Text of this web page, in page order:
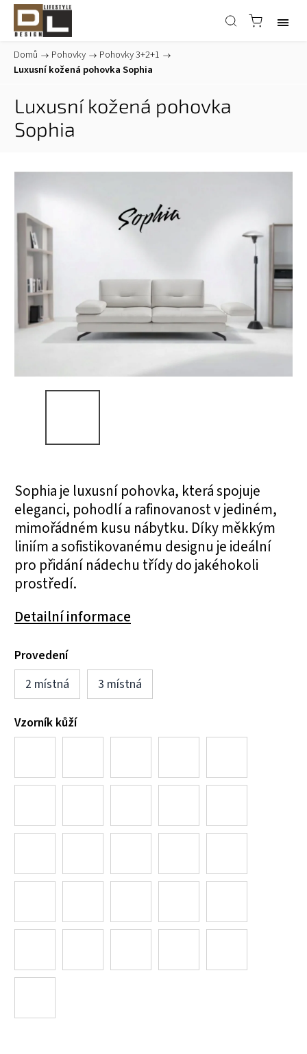
Domů / Pohovky / Pohovky 3+2+1 /
Luxusní kožená pohovka Sophia
Luxusní kožená pohovka
Sophia
Sophia je luxusní pohovka, která spojuje
eleganci, pohodlí a rafinovanost v jediném,
mimořádném kusu nábytku. Díky měkkým
liniím a sofistikovanému designu je ideální
pro přidání nádechu třídy do jakéhokoli
prostředí.
Detailní informace
Provedení
2 místná
3 místná
Vzorník kůží